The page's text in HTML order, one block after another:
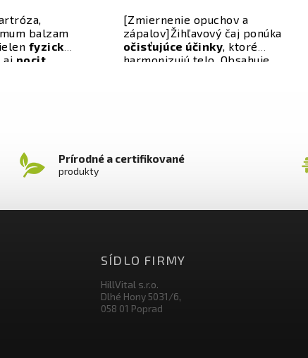
balzam
fyzickú
aj pocit
[Zmiernenie opuchov a
zápalov]Žihľavový čaj ponúka
očisťujúce účinky , ktoré
harmonizujú telo. Obsahuje
Prírodné a certifikované
produkty
SÍDLO FIRMY
HillVital s.r.o.
Dlhé Hony 5031/6,
058 01 Poprad